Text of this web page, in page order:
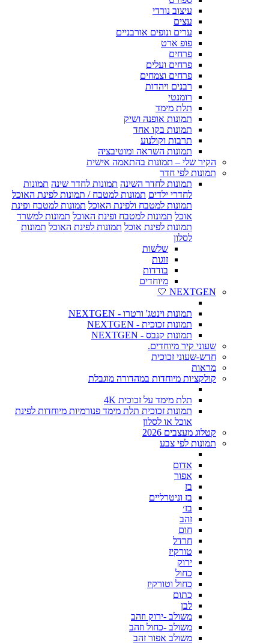
עיצוב נורדי
עצים
ערים ונופים אורבניים
פופ ארט
פרחים
פרחים ועלים
פרחים וצמחים
רבנים ויהדות
רומנטי
תלת מימד
תמונות אופנה ושיק
תמונות בקו אחד
תרבות וקולנוע
תמונות השראה ומוטיבציה
הקיר שלי – תמונות בהתאמה אישית
תמונות לפי חדר
תמונות לחדר השינה תמונות לחדר שינה תמונות
לחדרי ילדים תמונות למטבח / תמונות לפינת האוכל
תמונות למטבח ולפינת האוכל תמונות למטבח ופינת
אוכל תמונות למטבח ופינת האוכל תמונות למשרד
תמונות לפינת אוכל תמונות לפינת האוכל תמונות
לסלון
שלשות
זוגות
בודדות
מיוחדים
NEXTGEN 🤍
תמונות וינטג' ורטרו - NEXTGEN
תמונות זכוכית - NEXTGEN
תמונות קנבס - NEXTGEN
שעוני קיר מיוחדים.
חדש-שעוני זכוכית
מראות
קולקציות מיוחדות במהדורה מוגבלת
תלת מימד על זכוכית 4K
תמונות זכוכית תלת מימד פנורמיות מיוחדות לפינת
אוכל או לסלון
קטלוג מעצבים 2026
תמונות לפי צבע
אדום
אפור
בז
בז וניטרליים
בז׳
זהב
חום
חרדל
טורקיז
ירוק
כחול
כחול וטורקיז
כתום
לבן
משולב -ירוק וזהב
משולב -כחול וזהב
משולב אפור זהב